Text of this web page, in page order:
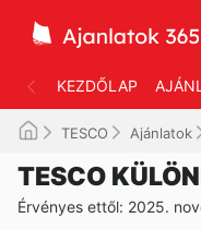
KEZDŐLAP
TESCO Ajánlatok
TESCO
Érvényes ettől: 2025.